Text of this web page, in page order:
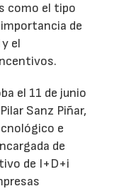
como el tipo
de
el
el 11 de junio
Sanz Piñar,
e
de
de I+D+i